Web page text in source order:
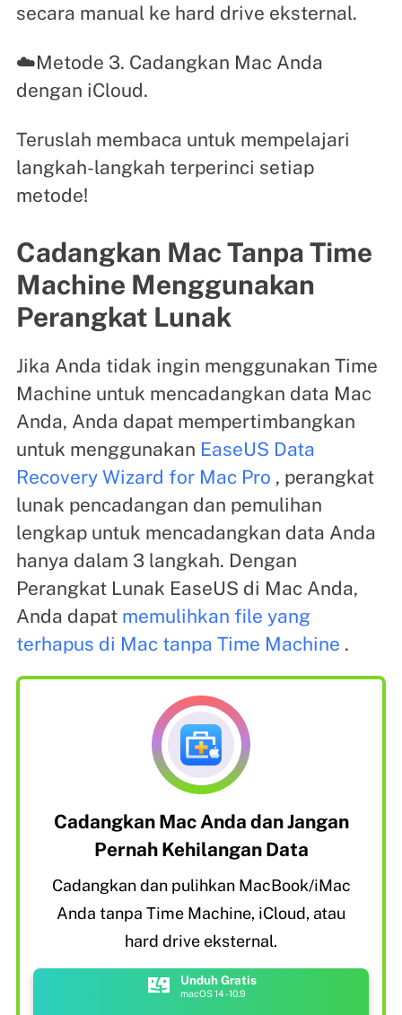
secara manual ke hard drive eksternal.
☁️Metode 3. Cadangkan Mac Anda
dengan iCloud.
Teruslah membaca untuk mempelajari
langkah-langkah terperinci setiap
metode!
Cadangkan Mac Tanpa Time
Machine Menggunakan
Perangkat Lunak
Jika Anda tidak ingin menggunakan Time
Machine untuk mencadangkan data Mac
Anda, Anda dapat mempertimbangkan
untuk menggunakan EaseUS Data
Recovery Wizard for Mac Pro , perangkat
lunak pencadangan dan pemulihan
lengkap untuk mencadangkan data Anda
hanya dalam 3 langkah. Dengan
Perangkat Lunak EaseUS di Mac Anda,
Anda dapat memulihkan file yang
terhapus di Mac tanpa Time Machine .
Cadangkan Mac Anda dan Jangan
Pernah Kehilangan Data
Cadangkan dan pulihkan MacBook/iMac
Anda tanpa Time Machine, iCloud, atau
hard drive eksternal.
Unduh Gratis
macOS 14 - 10.9